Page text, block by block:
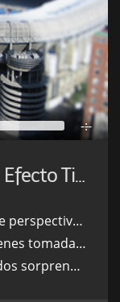
-:--
Descubre el Sorprendente Efecto Tilt Shift con Photoshop
objetivos descentrables (
(entre 25º y 60º).